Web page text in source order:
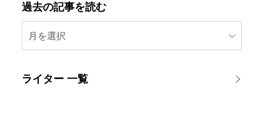
過去の記事を読む
月を選択
ライター 一覧